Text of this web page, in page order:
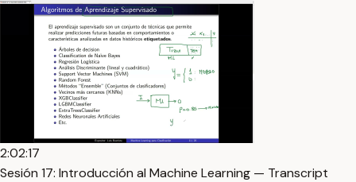
2:02:17
Sesión 17: Introducción al Machine Learning — Transcript